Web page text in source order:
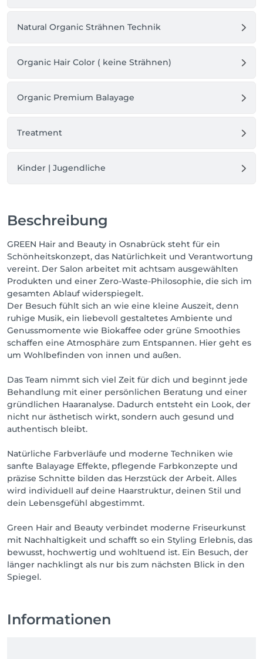
Natural Organic Strähnen Technik
Organic Hair Color ( keine Strähnen)
Organic Premium Balayage
Treatment
Kinder | Jugendliche
Beschreibung
GREEN Hair and Beauty in Osnabrück steht für ein
Schönheitskonzept, das Natürlichkeit und Verantwortung
vereint. Der Salon arbeitet mit achtsam ausgewählten
Produkten und einer Zero-Waste-Philosophie, die sich im
gesamten Ablauf widerspiegelt.
Der Besuch fühlt sich an wie eine kleine Auszeit, denn
ruhige Musik, ein liebevoll gestaltetes Ambiente und
Genussmomente wie Biokaffee oder grüne Smoothies
schaffen eine Atmosphäre zum Entspannen. Hier geht es
um Wohlbefinden von innen und außen.
Das Team nimmt sich viel Zeit für dich und beginnt jede
Behandlung mit einer persönlichen Beratung und einer
gründlichen Haaranalyse. Dadurch entsteht ein Look, der
nicht nur ästhetisch wirkt, sondern auch gesund und
authentisch bleibt.
Natürliche Farbverläufe und moderne Techniken wie
sanfte Balayage Effekte, pflegende Farbkonzepte und
präzise Schnitte bilden das Herzstück der Arbeit. Alles
wird individuell auf deine Haarstruktur, deinen Stil und
dein Lebensgefühl abgestimmt.
Green Hair and Beauty verbindet moderne Friseurkunst
mit Nachhaltigkeit und schafft so ein Styling Erlebnis, das
bewusst, hochwertig und wohltuend ist. Ein Besuch, der
länger nachklingt als nur bis zum nächsten Blick in den
Spiegel.
Informationen